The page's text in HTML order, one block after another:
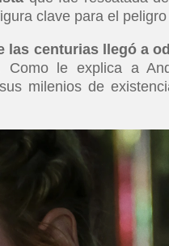
clave para el
las centurias llegó a
le explica a
milenios de